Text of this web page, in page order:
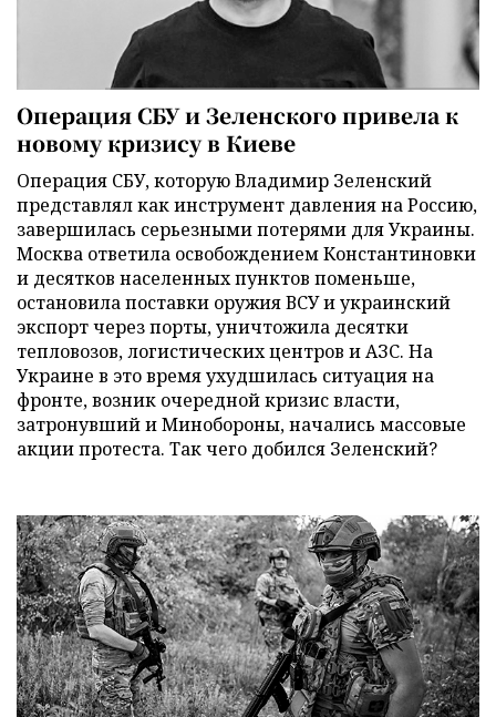
Операция СБУ и Зеленского привела к
новому кризису в Киеве
Операция СБУ, которую Владимир Зеленский
представлял как инструмент давления на Россию,
завершилась серьезными потерями для Украины.
Москва ответила освобождением Константиновки
и десятков населенных пунктов поменьше,
остановила поставки оружия ВСУ и украинский
экспорт через порты, уничтожила десятки
тепловозов, логистических центров и АЗС. На
Украине в это время ухудшилась ситуация на
фронте, возник очередной кризис власти,
затронувший и Минобороны, начались массовые
акции протеста. Так чего добился Зеленский?